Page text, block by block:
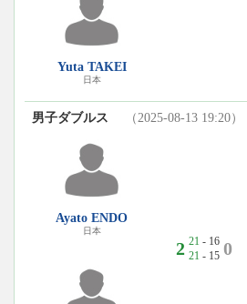
Yuta TAKEI
日本
男子ダブルス （2025-08-13 19:20）
Ayato ENDO
日本
2 21 - 16
21 - 15 0